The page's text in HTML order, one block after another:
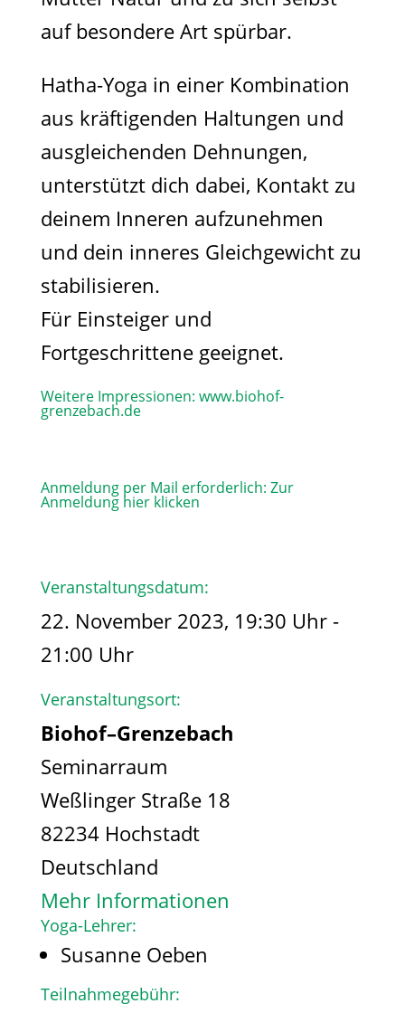
auf besondere Art spürbar.
Hatha-Yoga in einer Kombination
aus kräftigenden Haltungen und
ausgleichenden Dehnungen,
unterstützt dich dabei, Kontakt zu
deinem Inneren aufzunehmen
und dein inneres Gleichgewicht zu
stabilisieren.
Für Einsteiger und
Fortgeschrittene geeignet.
Weitere Impressionen: www.biohof-
grenzebach.de
Anmeldung per Mail erforderlich: Zur
Anmeldung hier klicken
Veranstaltungsdatum:
22. November 2023, 19:30 Uhr -
21:00 Uhr
Veranstaltungsort:
Biohof–Grenzebach
Seminarraum
Weßlinger Straße 18
82234 Hochstadt
Deutschland
Mehr Informationen
Yoga-Lehrer:
Susanne Oeben
Teilnahmegebühr: